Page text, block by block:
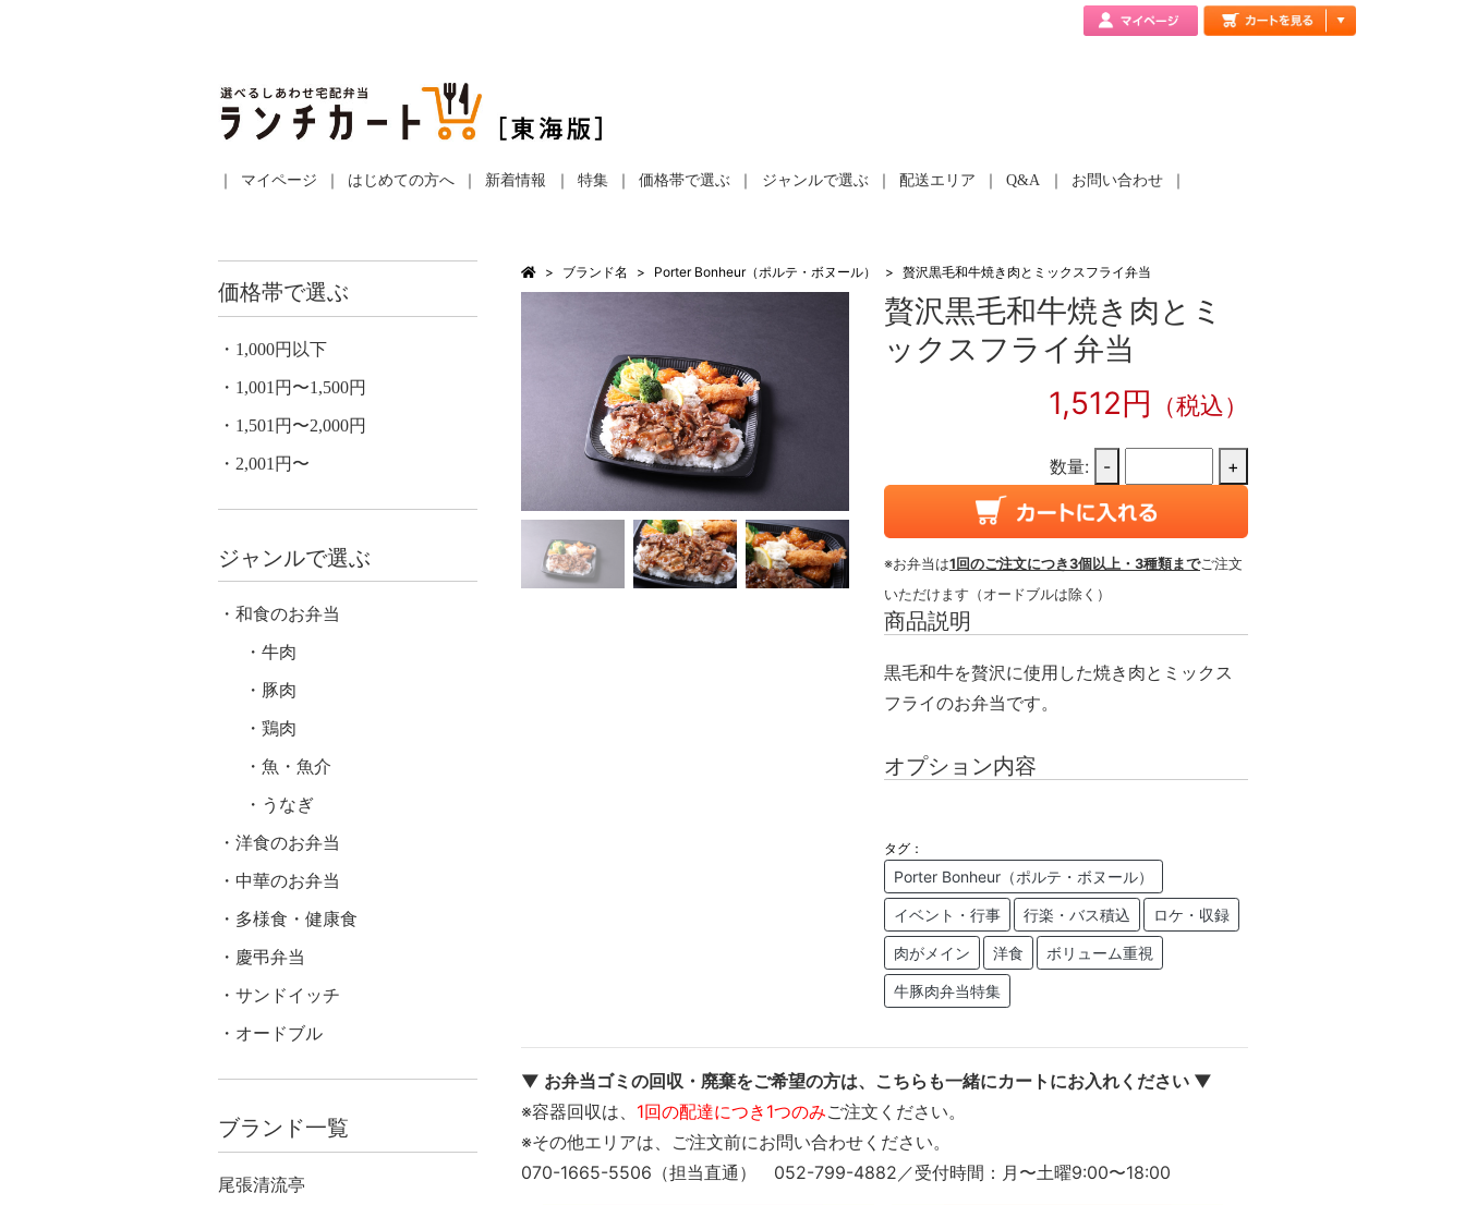
マイページ はじめての方へ 新着情報 特集 価格帯で選ぶ ジャンルで選ぶ 配送エリア Q&A お問い合わせ
ブランド名 Porter Bonheur（ポルテ・ボヌール） 贅沢黒毛和牛焼き肉とミックスフライ弁当
贅沢黒毛和牛焼き肉とミ
ックスフライ弁当
1,512円 （税込）
数量: - +
※お弁当は1回のご注文につき3個以上・3種類までご注文
いただけます（オードブルは除く）
商品説明
黒毛和牛を贅沢に使用した焼き肉とミックス
フライのお弁当です。
オプション内容
タグ：
Porter Bonheur（ポルテ・ボヌール）
イベント・行事 行楽・バス積込 ロケ・収録
肉がメイン 洋食 ボリューム重視
牛豚肉弁当特集
▼ お弁当ゴミの回収・廃棄をご希望の方は、こちらも一緒にカートにお入れください ▼
※容器回収は、 1回の配達につき1つのみご注文ください。
※その他エリアは、ご注文前にお問い合わせください。
070-1665-5506（担当直通） 052-799-4882／受付時間：月〜土曜9:00〜18:00
価格帯で選ぶ
1,000円以下
1,001円〜1,500円
1,501円〜2,000円
2,001円〜
ジャンルで選ぶ
和食のお弁当
牛肉
豚肉
鶏肉
魚・魚介
うなぎ
洋食のお弁当
中華のお弁当
多様食・健康食
慶弔弁当
サンドイッチ
オードブル
ブランド一覧
尾張清流亭